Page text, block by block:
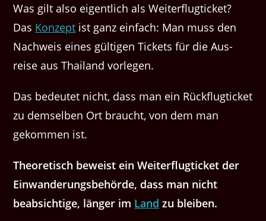
Was gilt also eigentlich als Weit­er­flugtick­et?
Das Konzept ist ganz ein­fach: Man muss den
Nach­weis eines gülti­gen Tick­ets für die Aus­
reise aus Thai­land vorlegen.
Das bedeutet nicht, dass man ein Rückflugticket
zu demselben Ort braucht, von dem man
gekommen ist.
Theoretisch beweist ein Weiterflugticket der
Einwanderungsbehörde, dass man nicht
beabsichtige, länger im Land zu bleiben.